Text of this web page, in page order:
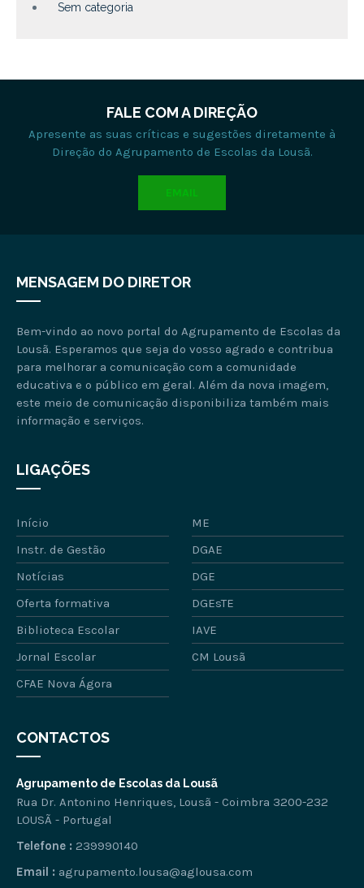
Sem categoria
FALE COM A DIREÇÃO
Apresente as suas críticas e sugestões diretamente à
Direção do Agrupamento de Escolas da Lousã.
EMAIL
MENSAGEM DO DIRETOR
Bem-vindo ao novo portal do Agrupamento de Escolas da
Lousã. Esperamos que seja do vosso agrado e contribua
para melhorar a comunicação com a comunidade
educativa e o público em geral. Além da nova imagem,
este meio de comunicação disponibiliza também mais
informação e serviços.
LIGAÇÕES
Início
ME
Instr. de Gestão
DGAE
Notícias
DGE
Oferta formativa
DGEsTE
Biblioteca Escolar
IAVE
Jornal Escolar
CM Lousã
CFAE Nova Ágora
CONTACTOS
Agrupamento de Escolas da Lousã
Rua Dr. Antonino Henriques, Lousã - Coimbra 3200-232
LOUSÃ - Portugal
Telefone : 239990140
Email : agrupamento.lousa@aglousa.com